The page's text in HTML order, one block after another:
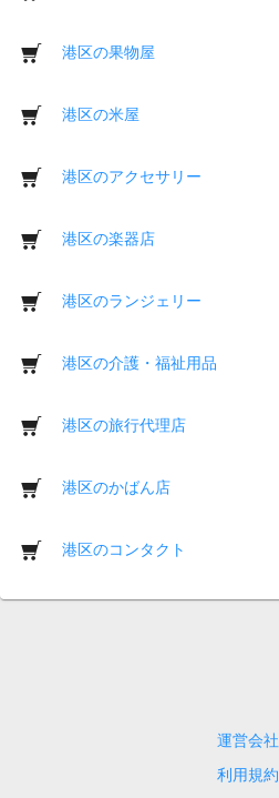
港区の果物屋
港区の米屋
港区のアクセサリー
港区の楽器店
港区のランジェリー
港区の介護・福祉用品
港区の旅行代理店
港区のかばん店
港区のコンタクト
運営会社
利用規約